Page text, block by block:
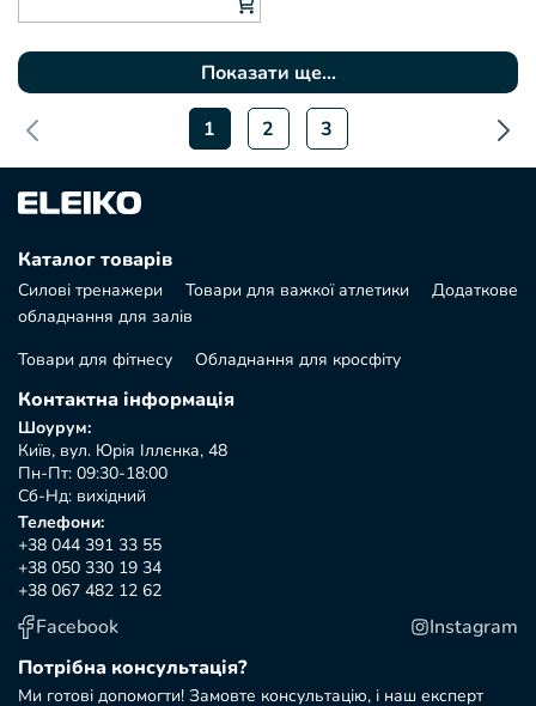
Показати ще...
1 2 3
Каталог товарів
Силові тренажери Товари для важкої атлетики
Додаткове
обладнання для залів
Товари для фітнесу
Обладнання для кросфіту
Контактна інформація
Шоурум:
Київ, вул. Юрія Іллєнка, 48
Пн-Пт: 09:30-18:00
Сб-Нд: вихідний
Телефони:
+38 044 391 33 55
+38 050 330 19 34
+38 067 482 12 62
Facebook
Instagram
Потрібна консультація?
Ми готові допомогти! Замовте консультацію, і наш експерт